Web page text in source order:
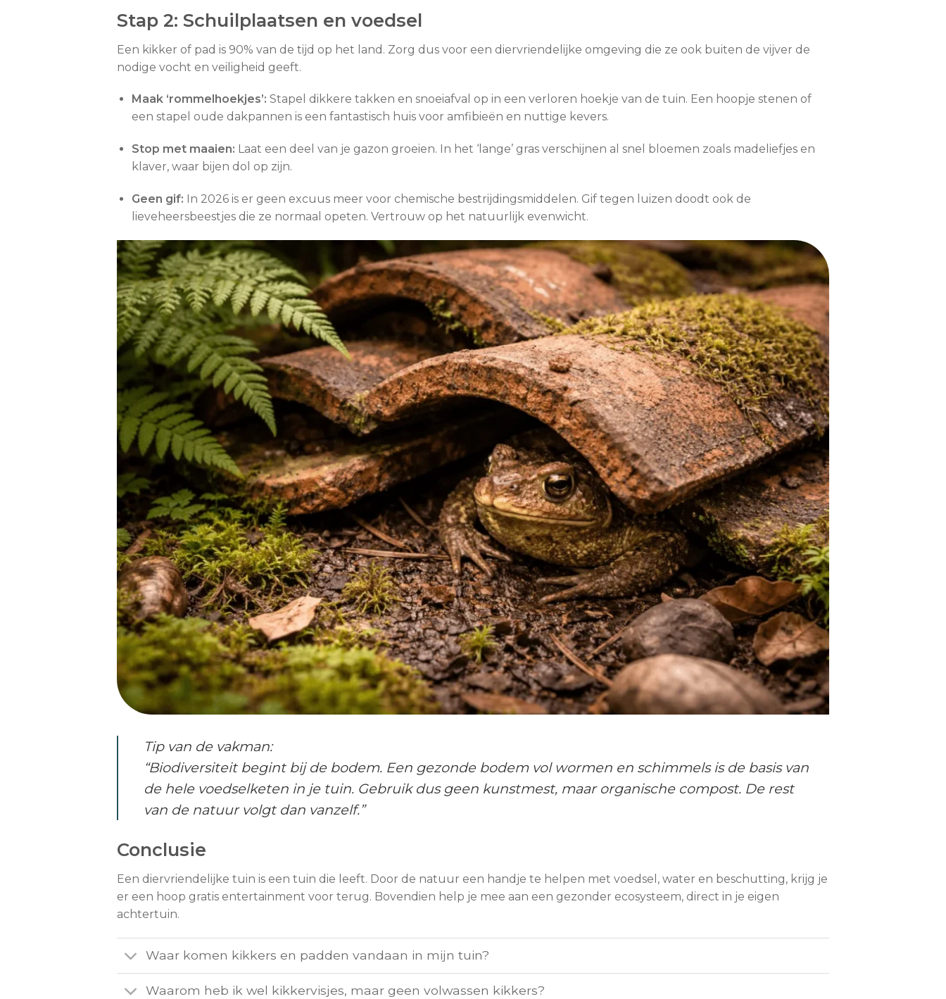
Stap 2: Schuilplaatsen en voedsel
Een kikker of pad is 90% van de tijd op het land. Zorg dus voor een diervriendelijke omgeving die ze ook buiten de vijver de
nodige vocht en veiligheid geeft.
Maak ‘rommelhoekjes’: Stapel dikkere takken en snoeiafval op in een verloren hoekje van de tuin. Een hoopje stenen of
een stapel oude dakpannen is een fantastisch huis voor amfibieën en nuttige kevers.
Stop met maaien: Laat een deel van je gazon groeien. In het ‘lange’ gras verschijnen al snel bloemen zoals madeliefjes en
klaver, waar bijen dol op zijn.
Geen gif: In 2026 is er geen excuus meer voor chemische bestrijdingsmiddelen. Gif tegen luizen doodt ook de
lieveheersbeestjes die ze normaal opeten. Vertrouw op het natuurlijk evenwicht.
Tip van de vakman:
“Biodiversiteit begint bij de bodem. Een gezonde bodem vol wormen en schimmels is de basis van
de hele voedselketen in je tuin. Gebruik dus geen kunstmest, maar organische compost. De rest
van de natuur volgt dan vanzelf.”
Conclusie
Een diervriendelijke tuin is een tuin die leeft. Door de natuur een handje te helpen met voedsel, water en beschutting, krijg je
er een hoop gratis entertainment voor terug. Bovendien help je mee aan een gezonder ecosysteem, direct in je eigen
achtertuin.
Waar komen kikkers en padden vandaan in mijn tuin?
Waarom heb ik wel kikkervisjes, maar geen volwassen kikkers?